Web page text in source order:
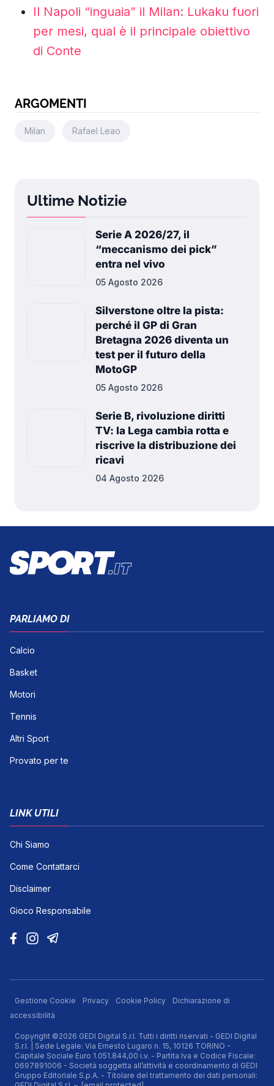
Il Napoli “inguaia” il Milan: Lukaku fuori
per mesi, qual è il principale obiettivo
di Conte
ARGOMENTI
Milan Rafael Leao
Ultime Notizie
Serie A 2026/27, il
“meccanismo dei pick”
entra nel vivo
05 Agosto 2026
Silverstone oltre la pista:
perché il GP di Gran
Bretagna 2026 diventa un
test per il futuro della
MotoGP
05 Agosto 2026
Serie B, rivoluzione diritti
TV: la Lega cambia rotta e
riscrive la distribuzione dei
ricavi
04 Agosto 2026
PARLIAMO DI
Calcio
Basket
Motori
Tennis
Altri Sport
Provato per te
LINK UTILI
Chi Siamo
Come Contattarci
Disclaimer
Gioco Responsabile
Gestione Cookie Privacy Cookie Policy
Dichiarazione di
accessibilità
Copyright ©2026 GEDI Digital S.r.l. Tutti i diritti riservati - GEDI Digital
S.r.l. | Sede Legale: Via Ernesto Lugaro n. 15, 10126 TORINO -
Capitale Sociale Euro 1.051.844,00 i.v. - Partita Iva e Codice Fiscale:
0697891006 - Società soggetta all’attività e coordinamento di GEDI
Gruppo Editoriale S.p.A. - Titolare del trattamento dei dati personali: